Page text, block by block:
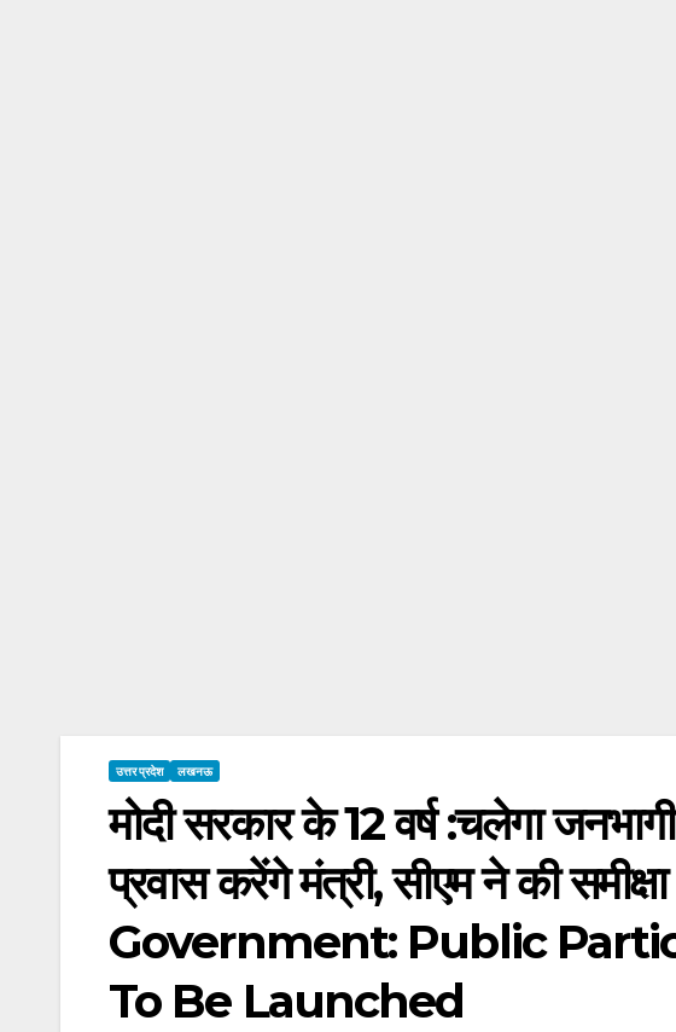
उत्तर प्रदेश लखनऊ
मोदी सरकार के 12 वर्ष :चलेगा
प्रवास करेंगे मंत्री, सीएम ने की
Government: Public
To Be Launched